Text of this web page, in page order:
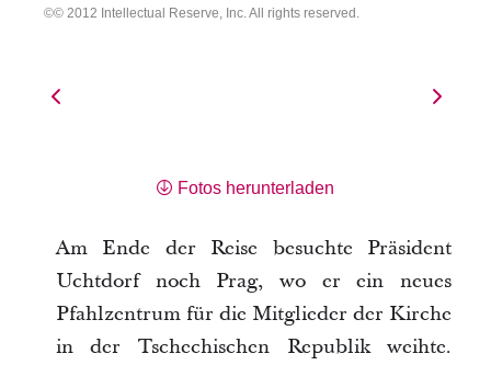
© 2012 Intellectual Reserve, Inc. All rights reserved.
Fotos herunterladen
Am Ende der Reise besuchte Präsident
Uchtdorf noch Prag, wo er ein neues
Pfahlzentrum für die Mitglieder der Kirche
in der Tschechischen Republik weihte.